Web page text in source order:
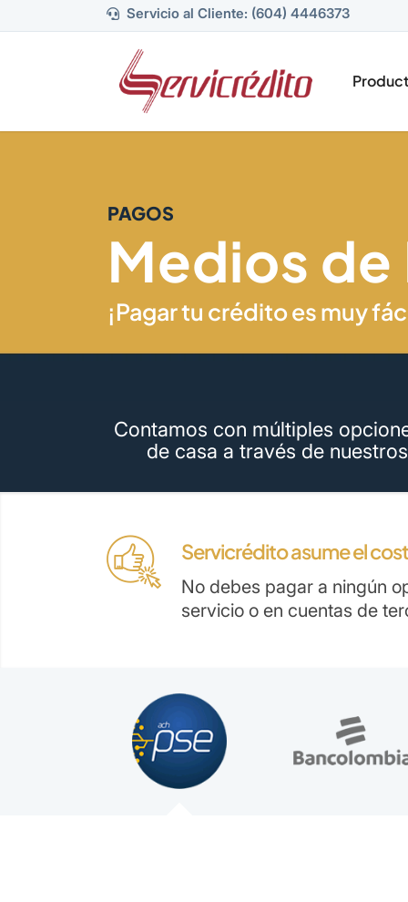
Servicio al Cliente: (604) 4446373
PAGOS
Medios
¡Pagar tu crédito es muy
Contamos con múltiples
de casa a través de
Servicrédito asume el
No debes pagar a ningún
servicio o en cuentas de